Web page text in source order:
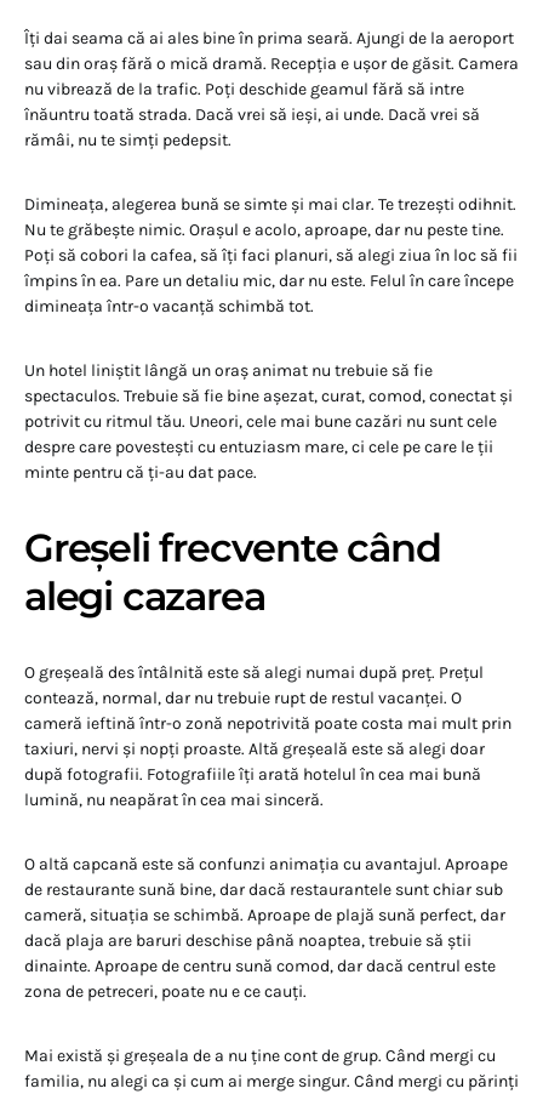
Îți dai seama că ai ales bine în prima seară. Ajungi de la aeroport
sau din oraș fără o mică dramă. Recepția e ușor de găsit. Camera
nu vibrează de la trafic. Poți deschide geamul fără să intre
înăuntru toată strada. Dacă vrei să ieși, ai unde. Dacă vrei să
rămâi, nu te simți pedepsit.
Dimineața, alegerea bună se simte și mai clar. Te trezești odihnit.
Nu te grăbește nimic. Orașul e acolo, aproape, dar nu peste tine.
Poți să cobori la cafea, să îți faci planuri, să alegi ziua în loc să fii
împins în ea. Pare un detaliu mic, dar nu este. Felul în care începe
dimineața într-o vacanță schimbă tot.
Un hotel liniștit lângă un oraș animat nu trebuie să fie
spectaculos. Trebuie să fie bine așezat, curat, comod, conectat și
potrivit cu ritmul tău. Uneori, cele mai bune cazări nu sunt cele
despre care povestești cu entuziasm mare, ci cele pe care le ții
minte pentru că ți-au dat pace.
Greșeli frecvente când
alegi cazarea
O greșeală des întâlnită este să alegi numai după preț. Prețul
contează, normal, dar nu trebuie rupt de restul vacanței. O
cameră ieftină într-o zonă nepotrivită poate costa mai mult prin
taxiuri, nervi și nopți proaste. Altă greșeală este să alegi doar
după fotografii. Fotografiile îți arată hotelul în cea mai bună
lumină, nu neapărat în cea mai sinceră.
O altă capcană este să confunzi animația cu avantajul. Aproape
de restaurante sună bine, dar dacă restaurantele sunt chiar sub
cameră, situația se schimbă. Aproape de plajă sună perfect, dar
dacă plaja are baruri deschise până noaptea, trebuie să știi
dinainte. Aproape de centru sună comod, dar dacă centrul este
zona de petreceri, poate nu e ce cauți.
Mai există și greșeala de a nu ține cont de grup. Când mergi cu
familia, nu alegi ca și cum ai merge singur. Când mergi cu părinți